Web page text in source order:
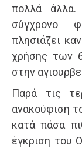
πολλά άλλα.
σύγχρονο
πλησιάζει
χρήσης των
στην
Παρά τις
ανακούφιση
κατά πάσα
έγκριση του